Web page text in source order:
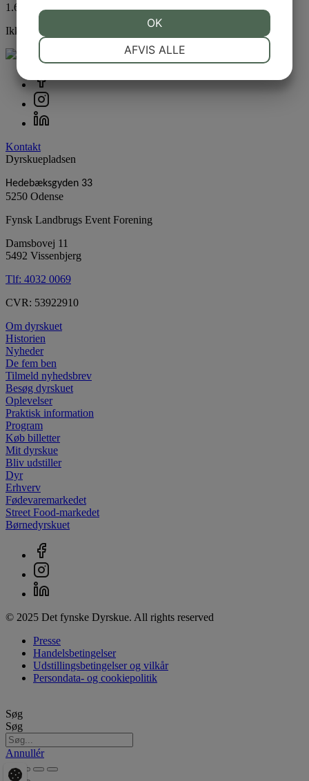
1.605,00DKK
Ikke på lager
Kontakt
Dyrskuepladsen
Hedebæksgyden 33
5250 Odense
Fynsk Landbrugs Event Forening
Damsbovej 11
5492 Vissenbjerg
Tlf: 4032 0069
CVR: 53922910
Om dyrskuet
Historien
Nyheder
De fem ben
Tilmeld nyhedsbrev
Besøg dyrskuet
Oplevelser
Praktisk information
Program
Køb billetter
Mit dyrskue
Bliv udstiller
Dyr
Erhverv
Fødevaremarkedet
Street Food-markedet
Børnedyrskuet
© 2025 Det fynske Dyrskue. All rights reserved
Presse
Handelsbetingelser
Udstillingsbetingelser og vilkår
Persondata- og cookiepolitik
Søg
Søg
Annullér
AFVIS ALLE
OK